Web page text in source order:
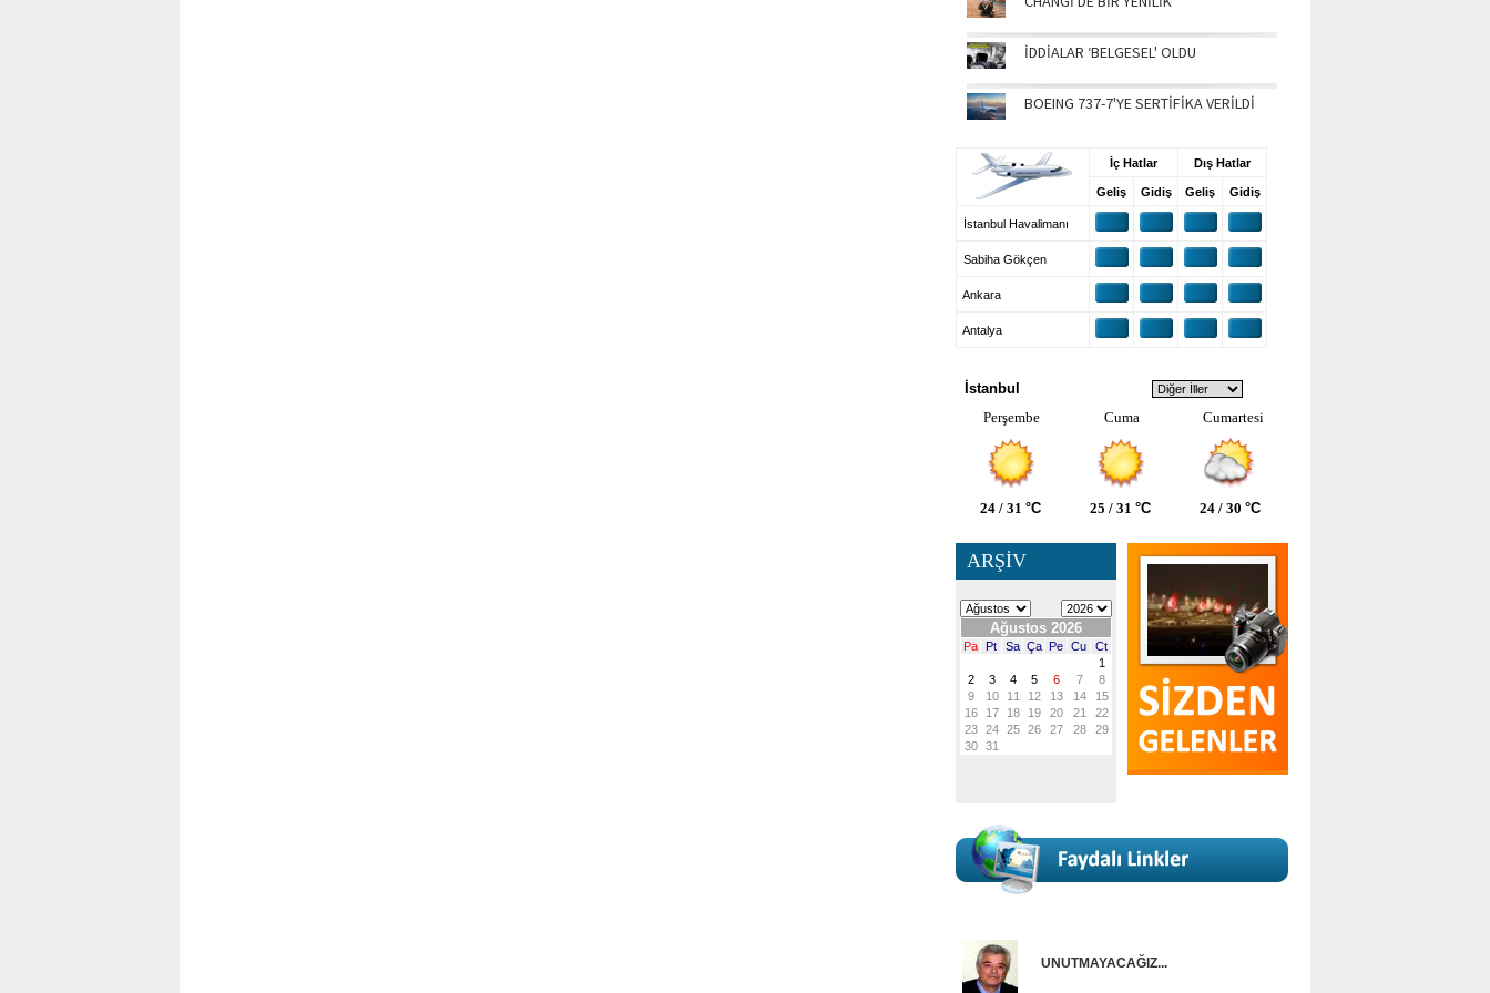
İDDİALAR ‘BELGESEL' OLDU
BOEING 737-7'YE SERTİFİKA VERİLDİ
İç Hatlar Dış Hatlar
Geliş Gidiş Geliş Gidiş
İstanbul Havalimanı
Sabiha Gökçen
Ankara
Antalya
İstanbul
Perşembe
Cuma Cumartesi
24 / 31 °C 25 / 31 °C 24 / 30 °C
ARŞİV
UNUTMAYACAĞIZ...